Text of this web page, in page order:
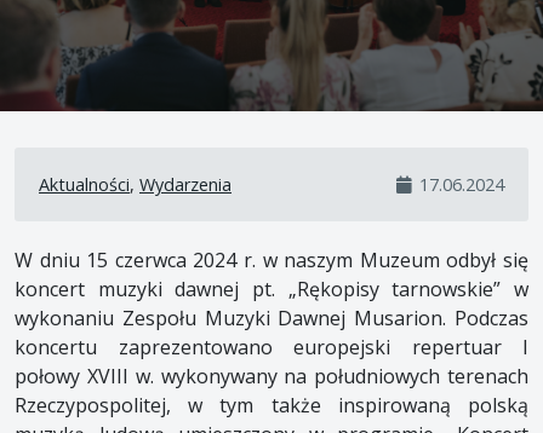
Aktualności, Wydarzenia 17.06.2024
W dniu 15 czerwca 2024 r. w naszym Muzeum odbył się
koncert muzyki dawnej pt. „Rękopisy tarnowskie” w
wykonaniu Zespołu Muzyki Dawnej Musarion. Podczas
koncertu zaprezentowano europejski repertuar I
połowy XVIII w. wykonywany na południowych terenach
Rzeczypospolitej, w tym także inspirowaną polską